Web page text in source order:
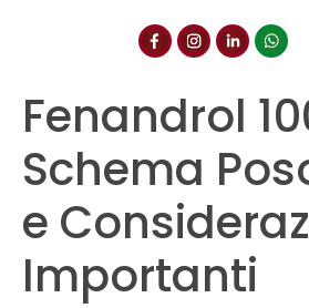
Fenandrol
Schema
e
Importanti